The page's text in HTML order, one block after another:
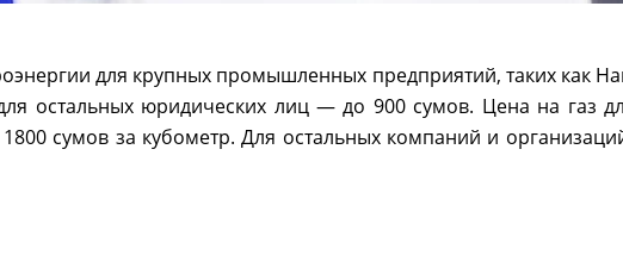
для крупных промышленных предприятий, таких как
остальных юридических лиц — до 900 сумов. Цена на газ
сумов за кубометр. Для остальных компаний и